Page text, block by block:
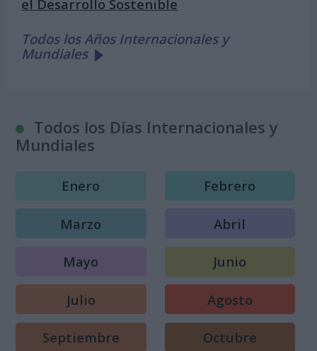
el Desarrollo Sostenible
Todos los Años Internacionales y
Mundiales
Todos los Días Internacionales y
Mundiales
Enero Febrero
Marzo Abril
Mayo Junio
Julio Agosto
Septiembre Octubre